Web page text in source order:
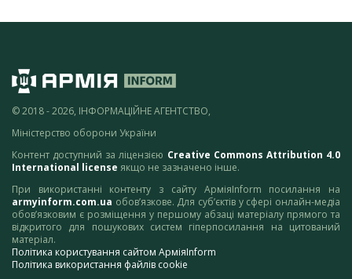
© 2018 - 2026, ІНФОРМАЦІЙНЕ АГЕНТСТВО,
Міністерство оборони України
Контент доступний за ліцензією Creative Commons Attribution 4.0
International license якщо не зазначено інше.
При використанні контенту з сайту АрміяInform посилання на
armyinform.com.ua обов’язкове. Для суб’єктів у сфері онлайн-медіа
обов’язковим є розміщення у першому абзаці матеріалу прямого та
відкритого для пошукових систем гіперпосилання на цитований
матеріал.
Політика користування сайтом АрміяInform
Політика використання файлів cookie